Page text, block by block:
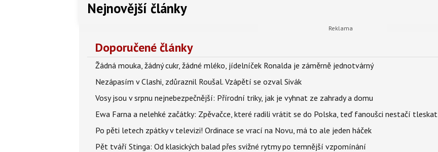
Nejnovější články
Doporučené články
Žádná mouka, žádný cukr, žádné mléko, jídelníček Ronalda je záměrně jednotvárný
Nezápasím v Clashi, zdůraznil Roušal. Vzápětí se ozval Sivák
Vosy jsou v srpnu nejnebezpečnější: Přírodní triky, jak je vyhnat ze zahrady a domu
Ewa Farna a nelehké začátky: Zpěvačce, které radili vrátit se do Polska, teď fanoušci nestačí tleskat
Po pěti letech zpátky v televizi! Ordinace se vrací na Novu, má to ale jeden háček
Pět tváří Stinga: Od klasických balad přes svižné rytmy po temnější vzpomínání